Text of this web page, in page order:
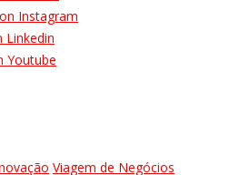
Instagram
Linkedin
Youtube
Viagem de Negócios